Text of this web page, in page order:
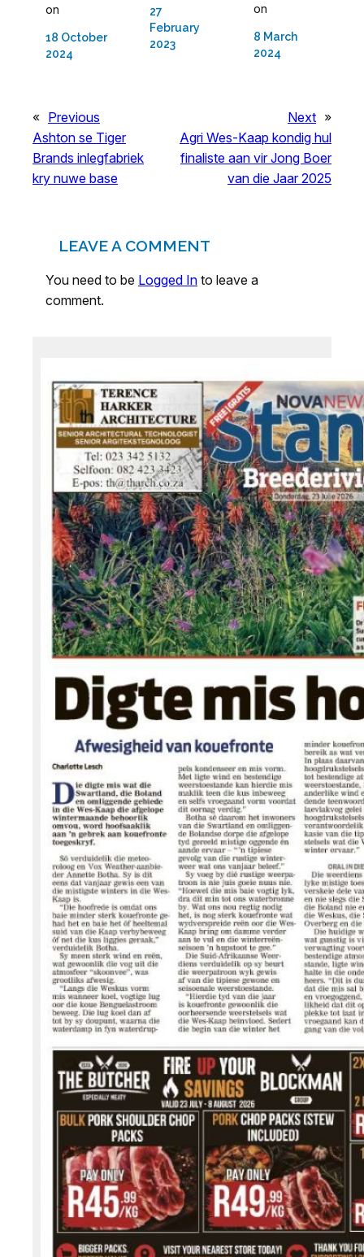
on
18 October
2024
27
February
2023
on
8 March
2024
« Previous
Ashton se Tiger
Brands inlegfabriek
kry nuwe base
Next »
Agri Wes-Kaap kondig hul
finaliste aan vir Jong Boer
van die Jaar 2025
LEAVE A COMMENT
You need to be Logged In to leave a
comment.